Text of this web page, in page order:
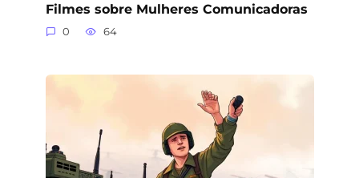
Filmes sobre Mulheres Comunicadoras
0 64